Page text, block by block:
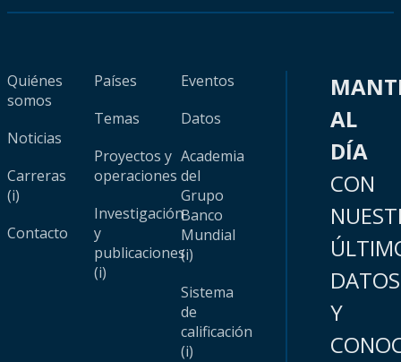
Quiénes
somos
Noticias
Carreras
(i)
Contacto
Países
Temas
Proyectos y
operaciones
Investigación
y
publicaciones
(i)
Eventos
Datos
Academia
del
Grupo
Banco
Mundial
(i)
Sistema
de
calificación
(i)
AL
DÍA
CON
DATOS
Y